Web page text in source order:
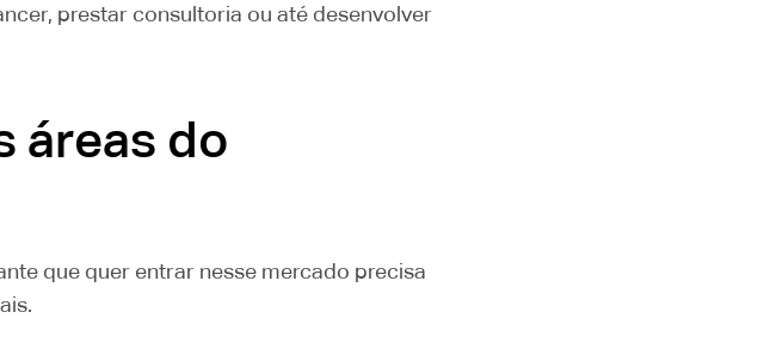
prestar consultoria ou até desenvolver
áreas do
que quer entrar nesse mercado precisa